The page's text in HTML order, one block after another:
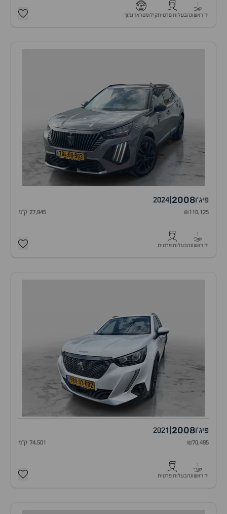
1
יד ראשונהבעלות פרטיתקילומטראז נמוך
פיג'ו2008
2024
₪110,125 27,945 ק"מ
1
יד ראשונהבעלות פרטית
פיג'ו2008
2021
₪70,495 74,501 ק"מ
1
יד ראשונהבעלות פרטית